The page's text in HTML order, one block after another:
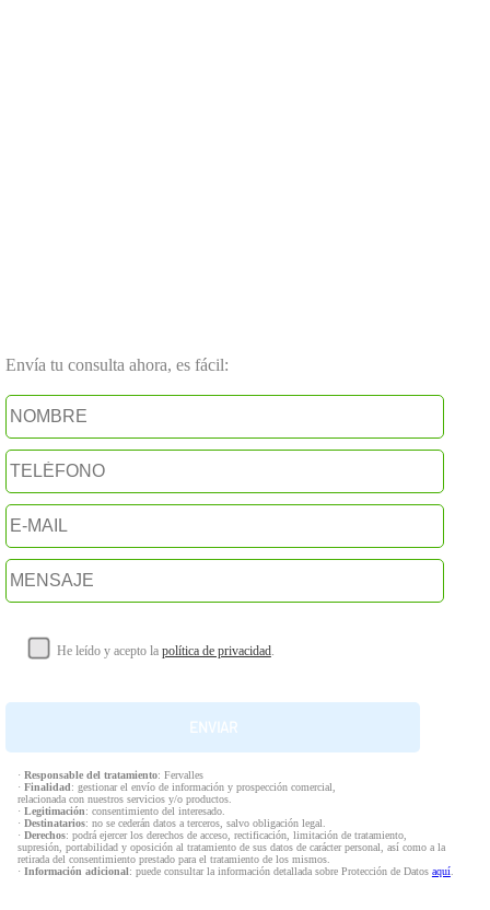
Envía tu consulta ahora, es fácil:
He leído y acepto la política de privacidad.
· Responsable del tratamiento: Fervalles
· Finalidad: gestionar el envío de información y prospección comercial,
relacionada con nuestros servicios y/o productos.
· Legitimación: consentimiento del interesado.
· Destinatarios: no se cederán datos a terceros, salvo obligación legal.
· Derechos: podrá ejercer los derechos de acceso, rectificación, limitación de tratamiento,
supresión, portabilidad y oposición al tratamiento de sus datos de carácter personal, así como a la
retirada del consentimiento prestado para el tratamiento de los mismos.
· Información adicional: puede consultar la información detallada sobre Protección de Datos aquí.